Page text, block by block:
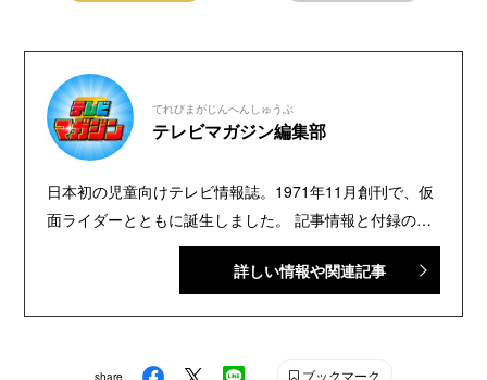
てれびまがじんへんしゅうぶ
テレビマガジン編集部
日本初の児童向けテレビ情報誌。1971年11月創刊で、仮
面ライダーとともに誕生しました。 記事情報と付録の詳
細は、YouTubeの『テレビマガジン 公式動画チャンネ
ル』で配信中。講談社発行の幼年・児童・少年・少女向
詳しい情報や関連記事
share ブックマーク